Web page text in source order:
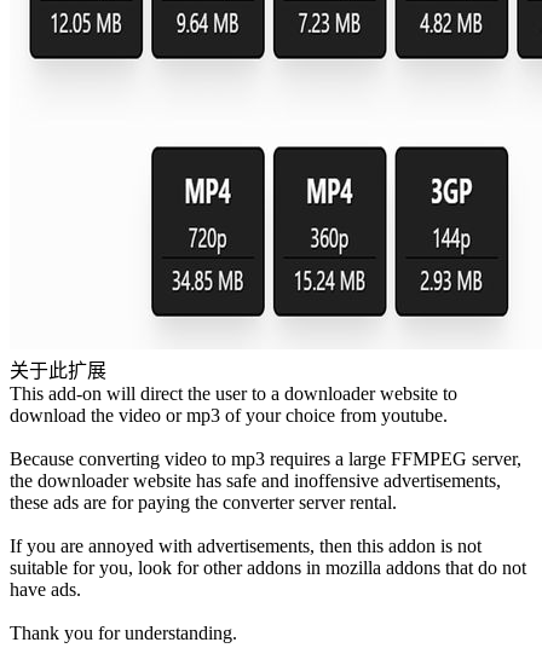
关于此扩展
This add-on will direct the user to a downloader website to
download the video or mp3 of your choice from youtube.
Because converting video to mp3 requires a large FFMPEG server,
the downloader website has safe and inoffensive advertisements,
these ads are for paying the converter server rental.
If you are annoyed with advertisements, then this addon is not
suitable for you, look for other addons in mozilla addons that do not
have ads.
Thank you for understanding.